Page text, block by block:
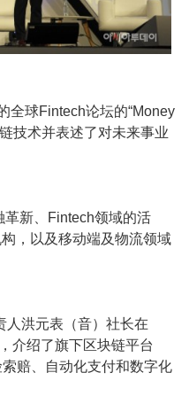
球Fintech论坛的“Money
技术并表述了对未来事业
新、Fintech领域的活
，以及移动端及物流领域
洪元表（音）社长在
介绍了旗下区块链平台
赔、自动化支付和数字化